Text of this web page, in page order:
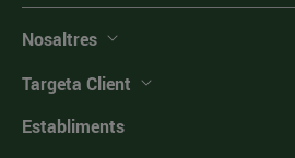
Nosaltres
Targeta Client
Establiments